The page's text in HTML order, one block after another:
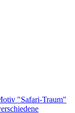
"Safari-Traum"